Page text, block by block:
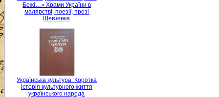
Божі…» Храми України в
малярстві, поезії, прозі
Шевченка
Українська культура. Коротка
історія культурного життя
українського народа